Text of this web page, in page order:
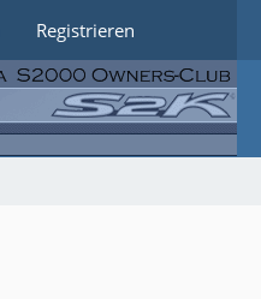
Registrieren